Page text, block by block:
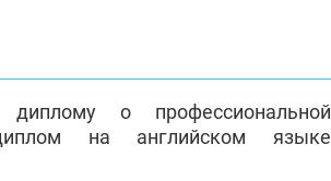
о профессиональной
на английском языке